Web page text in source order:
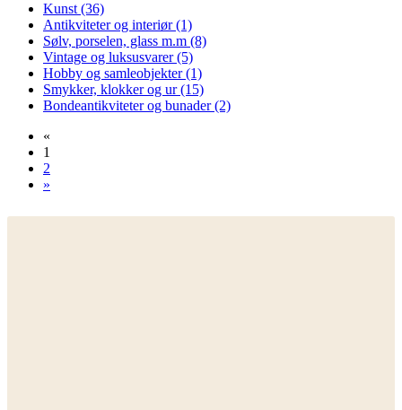
Kunst (36)
Antikviteter og interiør(1)
Sølv, porselen, glass m.m (8)
Vintage og luksusvarer(5)
Hobby og samleobjekter(1)
Smykker, klokker og ur(15)
Bondeantikviteter og bunader(2)
«
1
2
»